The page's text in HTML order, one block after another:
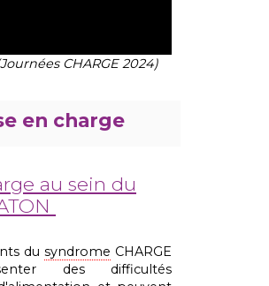
CHARGE 2024)
en charge
au sein du
dusyndrome CHARGE
des difficultés